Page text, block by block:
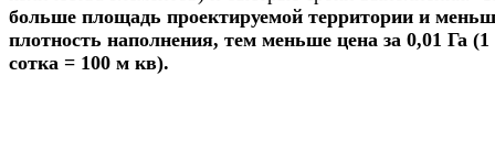
больше площадь проектируемой территории и
плотность наполнения, тем меньше цена за 0,01 Га (1
сотка = 100 м кв).